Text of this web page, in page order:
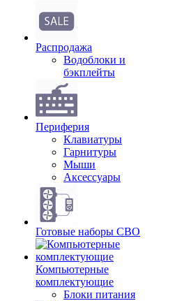
Распродажа
Водоблоки и
бэкплейты
Периферия
Клавиатуры
Гарнитуры
Мыши
Аксессуары
Готовые наборы СВО
Компьютерные
комплектующие
Блоки питания